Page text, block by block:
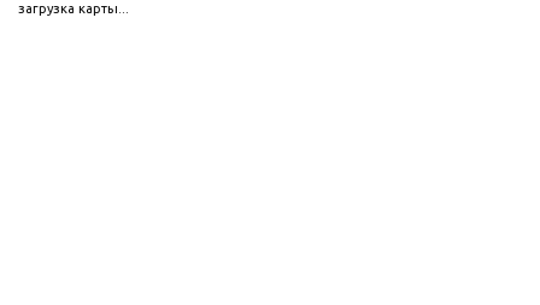
загрузка карты...